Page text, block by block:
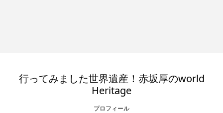
行ってみました世界遺産！赤坂厚のworld
Heritage
プロフィール